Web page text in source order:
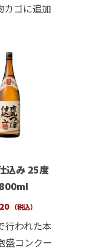
カゴに追加
込み 25度
（税込）
行われた本
盛コンクー